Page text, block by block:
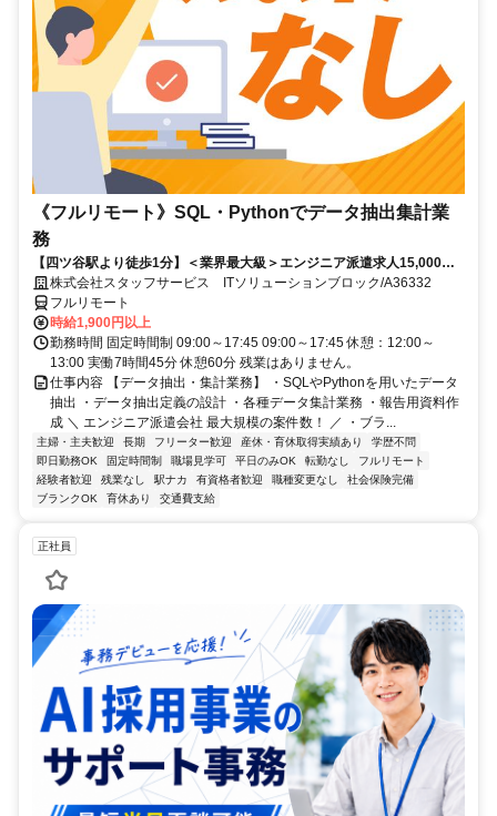
《フルリモート》SQL・Pythonでデータ抽出集計業
務
【四ツ谷駅より徒歩1分】＜業界最大級＞エンジニア派遣求人15,000件
以上◎ 来社不要のカンタン登録→最短2日で就業可能！！
株式会社スタッフサービス ITソリューションブロック/A36332
フルリモート
時給1,900円以上
勤務時間 固定時間制 09:00～17:45 09:00～17:45 休憩：12:00～
13:00 実働7時間45分 休憩60分 残業はありません。
仕事内容 【データ抽出・集計業務】 ・SQLやPythonを用いたデータ
抽出 ・データ抽出定義の設計 ・各種データ集計業務 ・報告用資料作
成 ＼ エンジニア派遣会社 最大規模の案件数！ ／ ・ブラ...
主婦・主夫歓迎 長期 フリーター歓迎 産休・育休取得実績あり
学歴不問
即日勤務OK
固定時間制 職場見学可 平日のみOK 転勤なし
フルリモート
経験者歓迎
残業なし 駅ナカ 有資格者歓迎 職種変更なし
社会保険完備
ブランクOK
育休あり 交通費支給
正社員